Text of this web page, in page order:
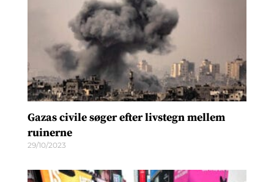
Gazas civile søger efter livstegn mellem
ruinerne
29/10/2023